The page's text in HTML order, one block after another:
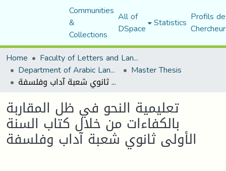
Communities
&
Collections
All of
DSpace Statistics Profils
Home
Faculty of Letters and Languages
Department of Arabic Language and Literature Master Thesis
تعليمية النحو في ظل المقاربة بالكفاءات من خلال كتاب السنة الأولى ثانوي شعبة آداب وفلسفة
تعليمية النحو في ظل المقاربة
بالكفاءات من خلال كتاب السنة
الأولى ثانوي شعبة آداب وفلسفة